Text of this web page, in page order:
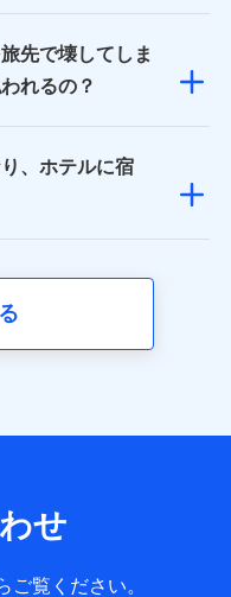
先で壊してしま
れるの？
、ホテルに宿
せ
ご覧ください。